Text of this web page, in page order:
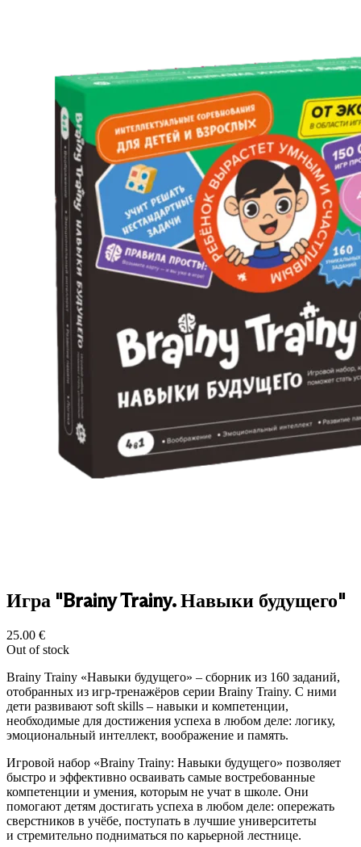
Игра "Brainy Trainy. Навыки будущего"
25.00 €
Out of stock
Brainy Trainy «Навыки будущего» – сборник из 160 заданий,
отобранных из игр-тренажёров серии Brainy Trainy. С ними
дети развивают soft skills – навыки и компетенции,
необходимые для достижения успеха в любом деле: логику,
эмоциональный интеллект, воображение и память.
Игровой набор «Brainy Trainy: Навыки будущего» позволяет
быстро и эффективно осваивать самые востребованные
компетенции и умения, которым не учат в школе. Они
помогают детям достигать успеха в любом деле: опережать
сверстников в учёбе, поступать в лучшие университеты
и стремительно подниматься по карьерной лестнице.